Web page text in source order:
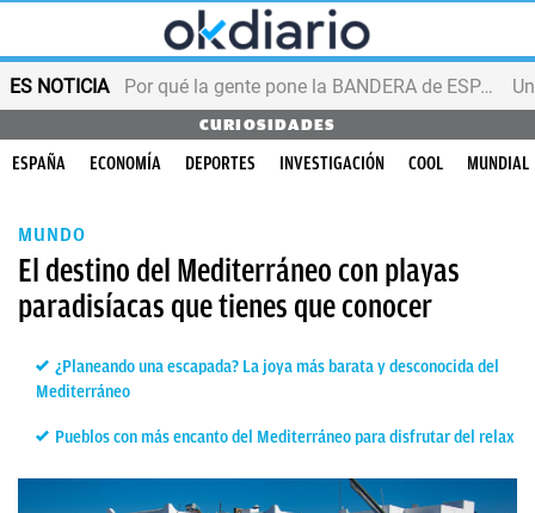
ES NOTICIA Por qué la gente pone la BANDERA de ESPAÑA en el balcón
CURIOSIDADES
ESPAÑA ECONOMÍA DEPORTES INVESTIGACIÓN COOL MUNDIAL
MUNDO
El destino del Mediterráneo con playas
paradisíacas que tienes que conocer
¿Planeando una escapada? La joya más barata y desconocida del
Mediterráneo
Pueblos con más encanto del Mediterráneo para disfrutar del relax